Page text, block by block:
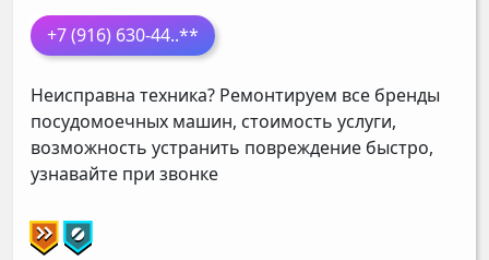
+7 (916) 630-44..**
Неисправна техника? Ремонтируем все бренды
посудомоечных машин, стоимость услуги,
возможность устранить повреждение быстро,
узнавайте при звонке